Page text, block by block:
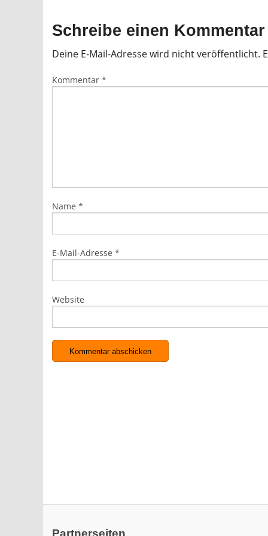
Schreibe einen Kommentar
Deine E-Mail-Adresse wird nicht veröffentlicht.
Kommentar *
Name *
E-Mail-Adresse *
Website
Partnerseiten